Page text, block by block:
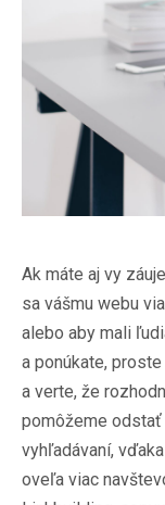
Ak máte aj vy
sa vášmu webu
alebo aby mali
a ponúkate,
a verte, že
pomôžeme
vyhľadávaní,
oveľa viac